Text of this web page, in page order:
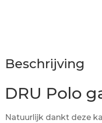
Beschrijving
DRU Polo
Natuurlijk dankt deze